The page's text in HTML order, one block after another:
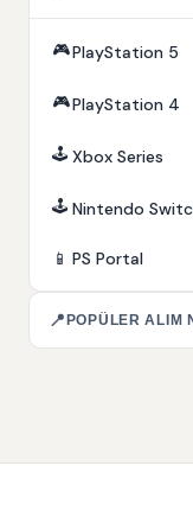
🎮PlayStation 5
🎮PlayStation 4
🕹️ Xbox Series
🕹️ Nintendo
📱 PS Portal
📍 POPÜLER ALIM